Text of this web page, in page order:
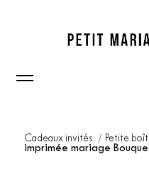
Cadeaux invités Petite
imprimée mariage